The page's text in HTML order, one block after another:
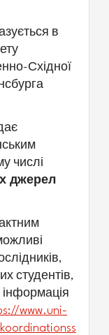
в
Східної
числі
джерел
студентів,
інформація
www.uni-